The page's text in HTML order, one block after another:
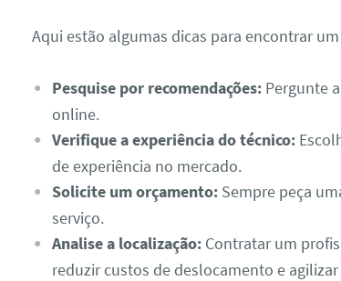
Aqui estão algumas dicas para encontrar
Pesquise por recomendações:Pergunte
online.
Verifique a experiência do técnico:
de experiência no mercado.
Solicite um orçamento:Sempre peça
serviço.
Analise a localização:Contratar um
reduzir custos de deslocamento e